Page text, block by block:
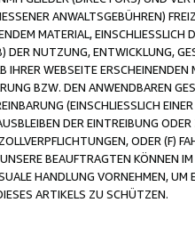
ANWALTSGEBÜHREN)
MATERIAL, EINSCHLIESSLICH
DER NUTZUNG, ENTWICKLUNG,
WEBSEITE ERSCHEINENDEN
BZW. DEN ANWENDBAREN
(EINSCHLIESSLICH EINER
DER EINTREIBUNG ODER
ODER (F)
BEAUFTRAGTEN KÖNNEN IM
HANDLUNG VORNEHMEN, UM
ARTIKELS ZU SCHÜTZEN.